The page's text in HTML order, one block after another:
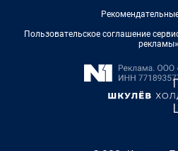
Пользовательское соглашение
рекламы»